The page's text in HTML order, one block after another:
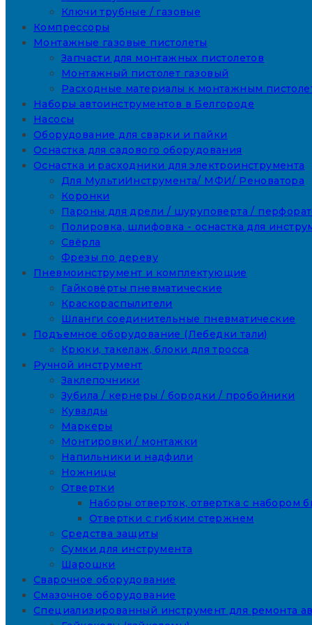
Ключи трубные / газовые
Компрессоры
Монтажные газовые пистолеты
Запчасти для монтажных пистолетов
Монтажный пистолет газовый
Расходные материалы к монтажным
Наборы автоинструментов в Белгороде
Насосы
Оборудование для сварки и пайки
Оснастка для садового оборудования
Оснастка и расходники для электроинструмента
Для МультиИнструмента/ МФИ/ Реноватора
Коронки
Пароны для дрели / шуруповерта /
Полировка, шлифовка - оснастка для
Свёрла
Фрезы по дереву
Пневмоинструмент и комплектующие
Гайковёрты пневматические
Краскораспылители
Шланги соединительные пневматические
Подъемное оборудование (Лебедки тали)
Крюки, такелаж, блоки для тросса
Ручной инструмент
Заклепочники
Зубила / кернеры / бородки / пробойники
Кувалды
Маркеры
Монтировки / монтажки
Напильники и надфили
Ножницы
Отвертки
Наборы отверток, отвертка с набором
Отвертки с гибким стержнем
Средства защиты
Сумки для инструмента
Шарошки
Сварочное оборудование
Смазочное оборудование
Специализированный инструмент для ремонта